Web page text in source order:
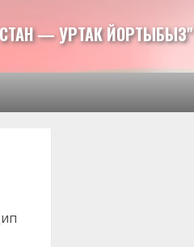
— УРТАК ЙОРТЫБЫЗ"